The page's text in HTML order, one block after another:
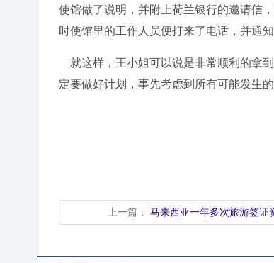
使馆做了说明，并附上荷兰银行的邀请信
时使馆里的工作人员便打来了电话，并通
就这样，王小姐可以说是非常顺利的拿
定要做好计划，事先考虑到所有可能发生
上一篇： 马来西亚一年多次旅游签证